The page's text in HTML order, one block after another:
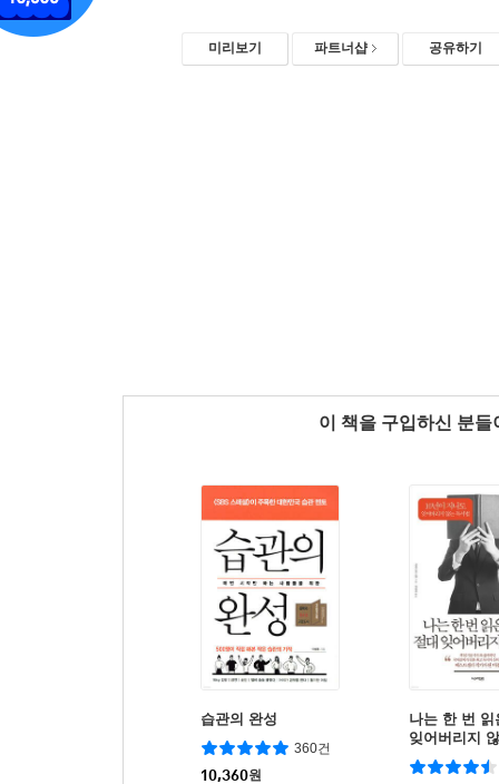
미리보기 파트너샵 공유하기
이 책을 구입하신 분
습관의 완성
360건
10,360원
나는 한 번
잊어버리지